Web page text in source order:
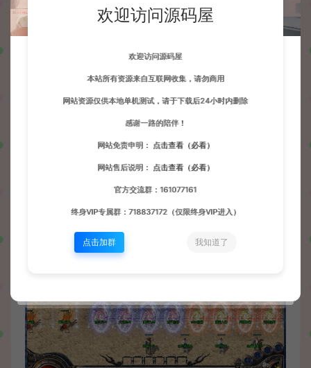
欢迎访问源码屋
欢迎访问源码屋
本站所有资源来自互联网收集，请勿商用
网站资源仅供本地单机测试，请于下载后24小时内删除
感谢一路的陪伴！
网站免责申明： 点击查看（必看）
网站售后说明： 点击查看（必看）
官方交流群：161077161
终身VIP专属群：718837172（仅限终身VIP进入）
点击加群 我知道了